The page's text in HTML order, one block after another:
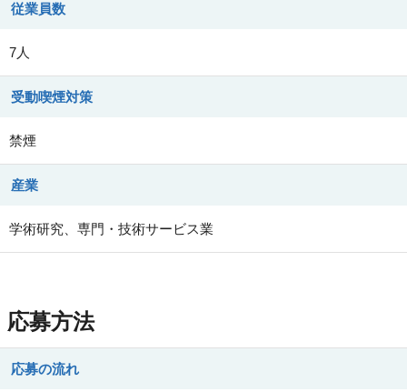
従業員数
7人
受動喫煙対策
禁煙
産業
学術研究、専門・技術サービス業
応募方法
応募の流れ